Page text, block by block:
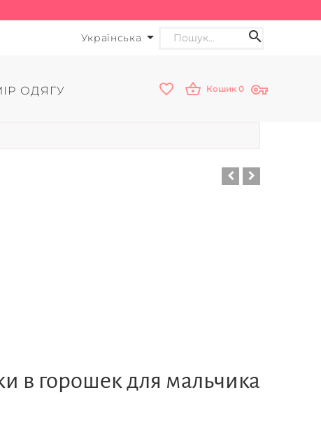
Українська
ОДЯГУ Кошик 0
в горошек для мальчика